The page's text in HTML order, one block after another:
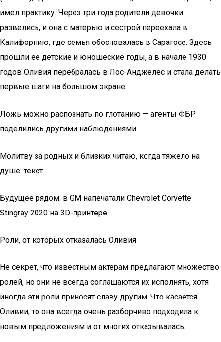
имел практику. Через три года родители девочки
развелись, и она с матерью и сестрой переехала в
Калифорнию, где семья обосновалась в Сарагосе. Здесь
прошли ее детские и юношеские годы, а в начале 1930
годов Оливия перебралась в Лос-Анджелес и стала делать
первые шаги на большом экране.
Ложь можно распознать по глотанию — агенты ФБР
поделились другими наблюдениями
Молитву за родных и близких читаю, когда тяжело на
душе: текст
Будущее рядом: в GM напечатали Chevrolet Corvette
Stingray 2020 на 3D-принтере
Роли, от которых отказалась Оливия
Не секрет, что известным актерам предлагают множество
ролей, но они не всегда соглашаются их исполнять, хотя
иногда эти роли приносят славу другим. Что касается
Оливии, то она всегда очень разборчиво подходила к
новым предложениям и от многих отказывалась.